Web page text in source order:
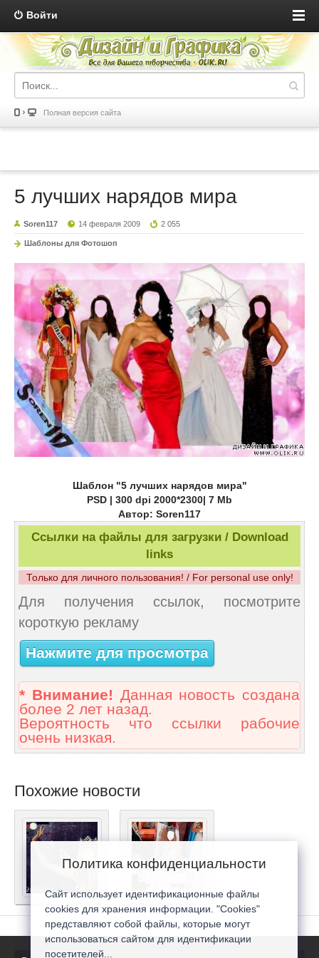
Войти
Полная версия сайта
5 лучших нарядов мира
Soren117 14 февраля 2009 2 055
Шаблоны для Фотошоп
Шаблон "5 лучших нарядов мира"
PSD | 300 dpi 2000*2300| 7 Mb
Автор: Soren117
Ссылки на файлы для загрузки / Download
links
Только для личного пользования! / For personal use only!
Для получения ссылок, посмотрите
короткую рекламу
Нажмите для просмотра
* Внимание! Данная новость создана
более 2 лет назад.
Вероятность что ссылки рабочие
очень низкая.
Похожие новости
Политика конфиденциальности
Сайт использует идентификационные файлы
cookies для хранения информации. "Cookies"
представляют собой файлы, которые могут
использоваться сайтом для идентификации
посетителей...